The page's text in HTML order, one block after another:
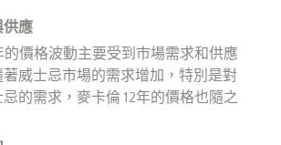
供應
的價格波動主要受到市場需求和供應
著威士忌市場的需求增加，特別是對
的需求，麥卡倫 12年的價格也隨之